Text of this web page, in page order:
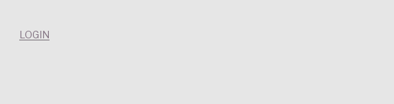
LOGIN